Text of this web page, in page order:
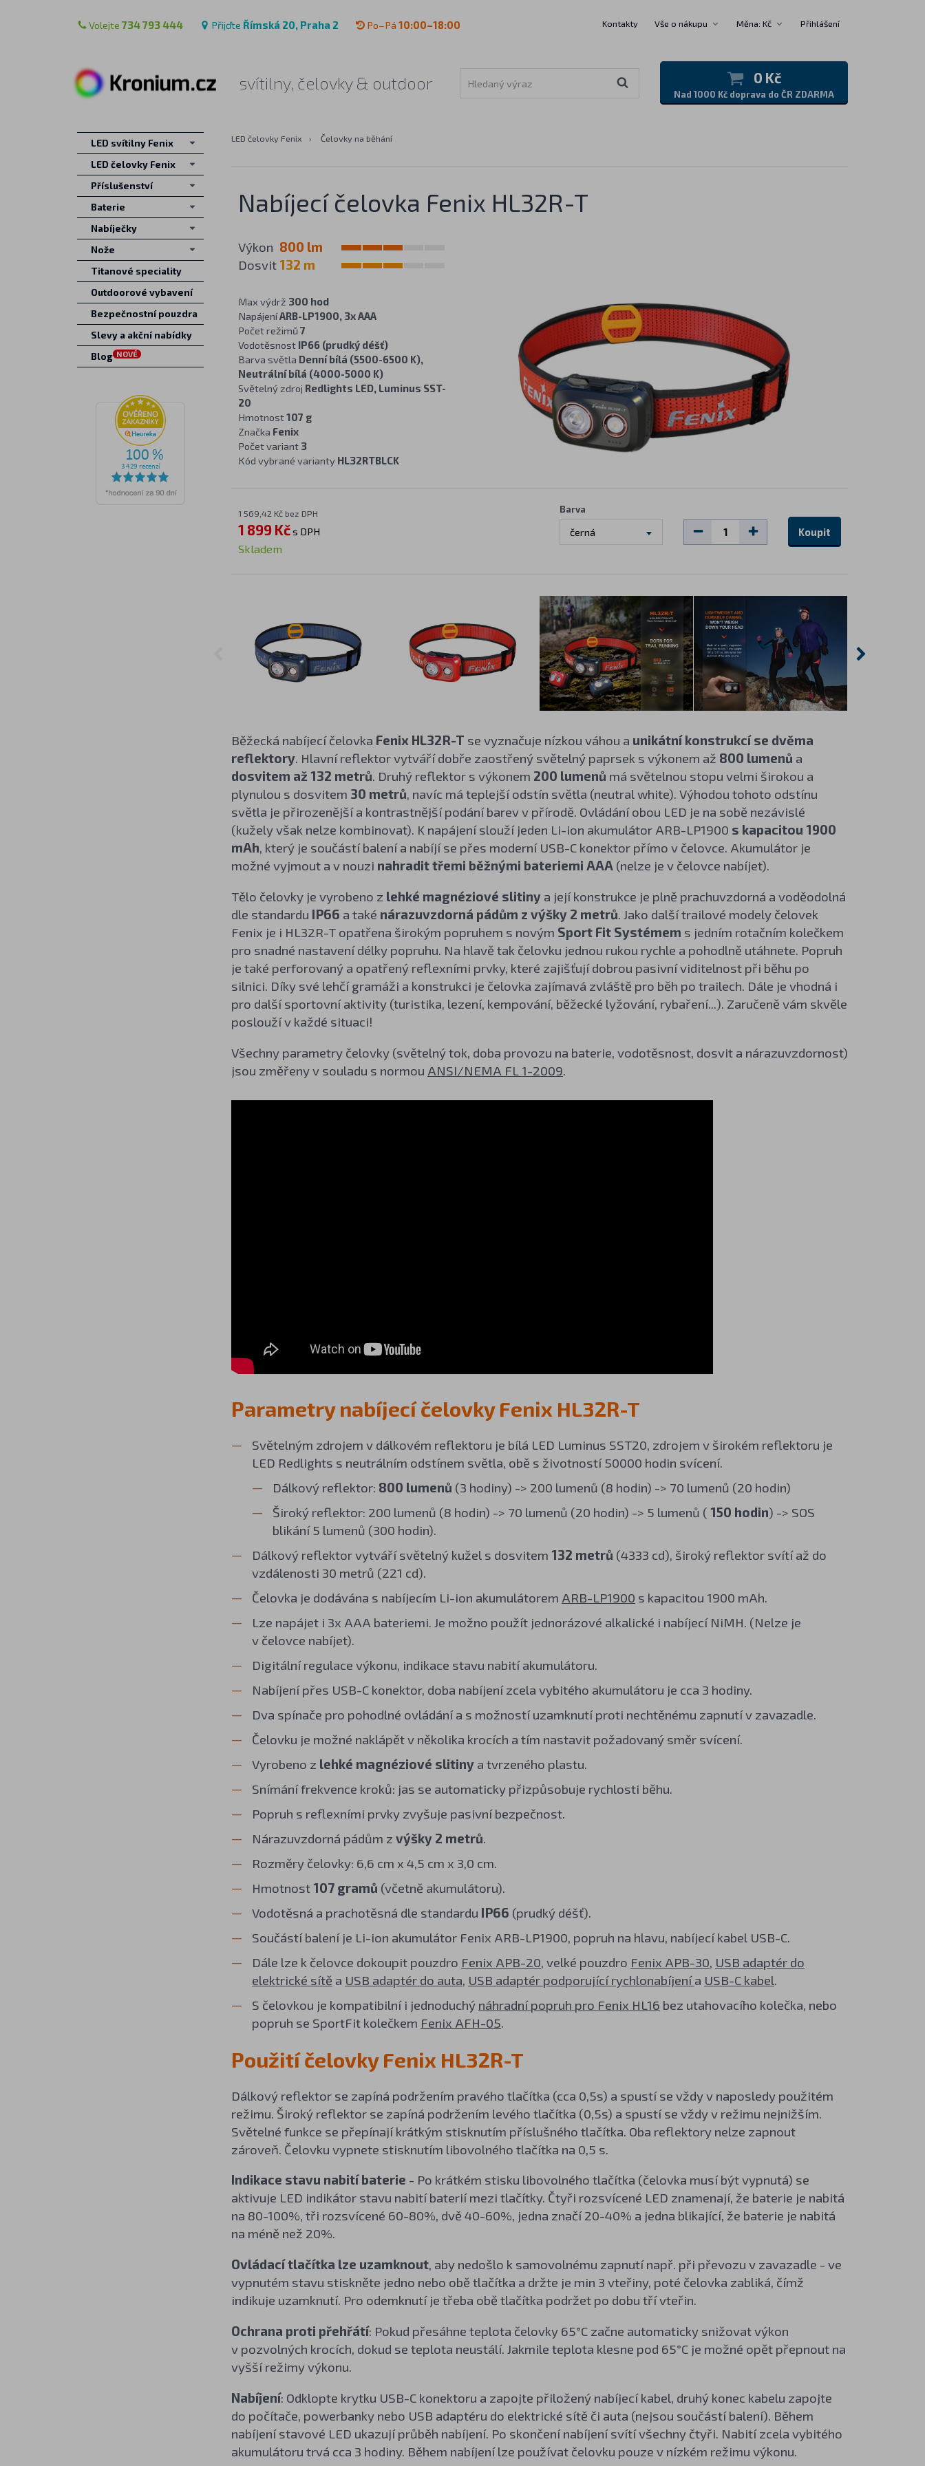
Volejte 734 793 444 Přijďte Římská 20, Praha 2 Po–Pá 10:00–18:00 Kontakty Vše o nákupu Měna: Kč Přihlášení
svítilny, čelovky & outdoor 0 Kč
Nad 1000 Kč doprava do ČR ZDARMA
LED čelovky Fenix › Čelovky na běhání
Nabíjecí čelovka Fenix HL32R-T
Výkon 800 lm
Dosvit132 m
Max výdrž 300 hod
NapájeníARB-LP1900, 3x AAA
Počet režimů7
Vodotěsnost IP66 (prudký déšť)
Barva světla Denní bílá (5500-6500 K),
Neutrální bílá (4000-5000 K)
Světelný zdroj Redlights LED, Luminus SST-
20
Hmotnost107 g
Značka Fenix
Počet variant 3
Kód vybrané varianty HL32RTBLCK
1 569,42 Kč bez DPH
1 899 Kčs DPH
Skladem
Barva
černá Koupit
Běžecká nabíjecí čelovka Fenix HL32R-T se vyznačuje nízkou váhou a unikátní konstrukcí se dvěma
reflektory. Hlavní reflektor vytváří dobře zaostřený světelný paprsek s výkonem až 800 lumenů a
dosvitem až 132 metrů. Druhý reflektor s výkonem 200 lumenů má světelnou stopu velmi širokou a
plynulou s dosvitem 30 metrů, navíc má teplejší odstín světla (neutral white). Výhodou tohoto odstínu
světla je přirozenější a kontrastnější podání barev v přírodě. Ovládání obou LED je na sobě nezávislé
(kužely však nelze kombinovat). K napájení slouží jeden Li-ion akumulátor ARB-LP1900 s kapacitou 1900
mAh, který je součástí balení a nabíjí se přes moderní USB-C konektor přímo v čelovce. Akumulátor je
možné vyjmout a v nouzi nahradit třemi běžnými bateriemi AAA(nelze je v čelovce nabíjet).
Tělo čelovky je vyrobeno z lehké magnéziové slitinya její konstrukce je plně prachuvzdorná a voděodolná
dle standardu IP66 a také nárazuvzdorná pádům z výšky 2 metrů. Jako další trailové modely čelovek
Fenix je i HL32R-T opatřena širokým popruhem s novým Sport Fit Systémem s jedním rotačním kolečkem
pro snadné nastavení délky popruhu. Na hlavě tak čelovku jednou rukou rychle a pohodlně utáhnete. Popruh
je také perforovaný a opatřený reflexními prvky, které zajišťují dobrou pasivní viditelnost při běhu po
silnici. Díky své lehčí gramáži a konstrukci je čelovka zajímavá zvláště pro běh po trailech. Dále je vhodná i
pro další sportovní aktivity (turistika, lezení, kempování, běžecké lyžování, rybaření...). Zaručeně vám skvěle
poslouží v každé situaci!
Všechny parametry čelovky (světelný tok, doba provozu na baterie, vodotěsnost, dosvit a nárazuvzdornost)
jsou změřeny v souladu s normou ANSI/NEMA FL 1-2009.
Parametry nabíjecí čelovky Fenix HL32R-T
Světelným zdrojem v dálkovém reflektoru je bílá LED Luminus SST20, zdrojem v širokém reflektoru je
LED Redlights s neutrálním odstínem světla, obě s životností 50000 hodin svícení.
Dálkový reflektor: 800 lumenů (3 hodiny) -> 200 lumenů (8 hodin) -> 70 lumenů (20 hodin)
Široký reflektor: 200 lumenů (8 hodin) -> 70 lumenů (20 hodin) -> 5 lumenů ( 150 hodin) -> SOS
blikání 5 lumenů (300 hodin).
Dálkový reflektor vytváří světelný kužel s dosvitem 132 metrů (4333 cd), široký reflektor svítí až do
vzdálenosti 30 metrů (221 cd).
Čelovka je dodávána s nabíjecím Li-ion akumulátorem ARB-LP1900 s kapacitou 1900 mAh.
Lze napájet i 3x AAA bateriemi. Je možno použít jednorázové alkalické i nabíjecí NiMH. (Nelze je
v čelovce nabíjet).
Digitální regulace výkonu, indikace stavu nabití akumulátoru.
Nabíjení přes USB-C konektor, doba nabíjení zcela vybitého akumulátoru je cca 3 hodiny.
Dva spínače pro pohodlné ovládání a s možností uzamknutí proti nechtěnému zapnutí v zavazadle.
Čelovku je možné naklápět v několika krocích a tím nastavit požadovaný směr svícení.
Vyrobeno z lehké magnéziové slitinya tvrzeného plastu.
Snímání frekvence kroků: jas se automaticky přizpůsobuje rychlosti běhu.
Popruh s reflexními prvky zvyšuje pasivní bezpečnost.
Nárazuvzdorná pádům z výšky 2 metrů.
Rozměry čelovky: 6,6 cm x 4,5 cm x 3,0 cm.
Hmotnost 107 gramů (včetně akumulátoru).
Vodotěsná a prachotěsná dle standardu IP66 (prudký déšť).
Součástí balení je Li-ion akumulátor Fenix ARB-LP1900, popruh na hlavu, nabíjecí kabel USB-C.
Dále lze k čelovce dokoupit pouzdro Fenix APB-20, velké pouzdro Fenix APB-30, USB adaptér do
elektrické sítě a USB adaptér do auta, USB adaptér podporující rychlonabíjenía USB-C kabel.
S čelovkou je kompatibilní i jednoduchý náhradní popruh pro Fenix HL16 bez utahovacího kolečka, nebo
popruh se SportFit kolečkem Fenix AFH-05.
Použití čelovky Fenix HL32R-T
Dálkový reflektor se zapíná podržením pravého tlačítka (cca 0,5s) a spustí se vždy v naposledy použitém
režimu. Široký reflektor se zapíná podržením levého tlačítka (0,5s) a spustí se vždy v režimu nejnižším.
Světelné funkce se přepínají krátkým stisknutím příslušného tlačítka. Oba reflektory nelze zapnout
zároveň. Čelovku vypnete stisknutím libovolného tlačítka na 0,5 s.
Indikace stavu nabití baterie - Po krátkém stisku libovolného tlačítka (čelovka musí být vypnutá) se
aktivuje LED indikátor stavu nabití baterií mezi tlačítky. Čtyři rozsvícené LED znamenají, že baterie je nabitá
na 80-100%, tři rozsvícené 60-80%, dvě 40-60%, jedna značí 20-40% a jedna blikající, že baterie je nabitá
na méně než 20%.
Ovládacítlačítka lze uzamknout, aby nedošlo k samovolnému zapnutí např. při převozu v zavazadle - ve
vypnutém stavu stiskněte jedno nebo obě tlačítka a držte je min 3 vteřiny, poté čelovka zabliká, čímž
indikuje uzamknutí. Pro odemknutí je třeba obě tlačítka podržet po dobu tří vteřin.
Ochrana proti přehřátí: Pokud přesáhne teplota čelovky 65°C začne automaticky snižovat výkon
v pozvolných krocích, dokud se teplota neustálí. Jakmile teplota klesne pod 65°C je možné opět přepnout na
vyšší režimy výkonu.
Nabíjení: Odklopte krytku USB-C konektoru a zapojte přiložený nabíjecí kabel, druhý konec kabelu zapojte
do počítače, powerbanky nebo USB adaptéru do elektrické sítě či auta (nejsou součástí balení). Během
nabíjení stavové LED ukazují průběh nabíjení. Po skončení nabíjení svítí všechny čtyři. Nabití zcela vybitého
akumulátoru trvá cca 3 hodiny. Během nabíjení lze používat čelovku pouze v nízkém režimu výkonu.
LED svítilny Fenix
LED čelovky Fenix
Příslušenství
Baterie
Nabíječky
Nože
Titanové speciality
Outdoorové vybavení
Bezpečnostní pouzdra
Slevy a akční nabídky
Blog NOVÉ